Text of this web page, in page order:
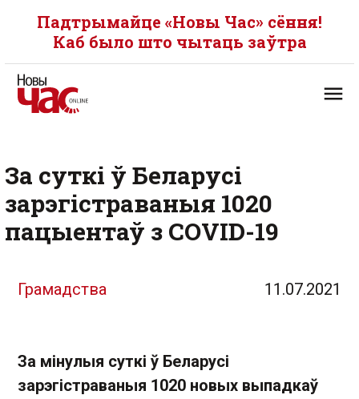
Падтрымайце «Новы Час» сёння!
Каб было што чытаць заўтра
За суткі ў Беларусі
зарэгістраваныя 1020
пацыентаў з COVID-19
Грамадства 11.07.2021
За мінулыя суткі ў Беларусі
зарэгістраваныя 1020 новых выпадкаў